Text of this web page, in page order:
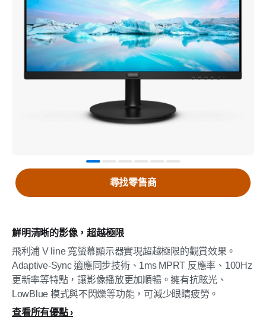
鮮明清晰的影像，超越極限
飛利浦 V line 寬螢幕顯示器實現超越極限的觀賞效果。
Adaptive-Sync 適應同步技術、1ms MPRT 反應率、100Hz
更新率等特點，讓影像播放更加順暢。擁有抗眩光、
LowBlue 模式與不閃爍等功能，可減少眼睛疲勞。
查看所有優點
尋找零售商